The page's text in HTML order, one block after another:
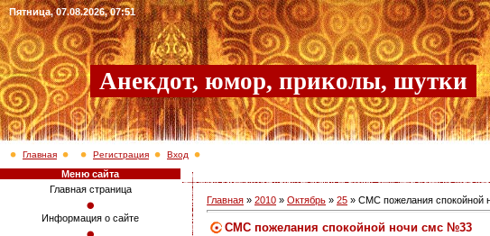
Пятница, 07.08.2026, 07:51
Анекдот, юмор, приколы, шутки
Главная Регистрация Вход
Меню сайта
Главная страница
Информация о сайте
Главная » 2010 » Октябрь » 25 » СМС пожелания спокойной
СМС пожелания спокойной ночи смс №33